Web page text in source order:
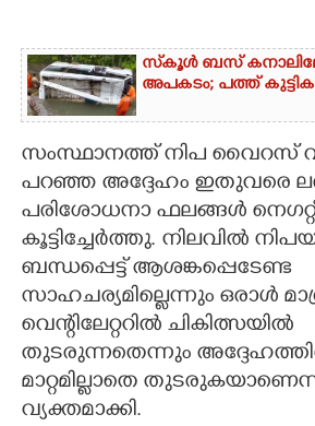
സ്‌കൂൾ ബസ്
അപകടം; പത്ത്
സംസ്ഥാനത്ത് നിപ വൈറസ്
പറഞ്ഞ അദ്ദേഹം ഇതുവരെ
പരിശോധനാ ഫലങ്ങൾ
കൂട്ടിച്ചേർത്തു. നിലവിൽ
ബന്ധപ്പെട്ട് ആശങ്കപ്പെടേണ്ട
സാഹചര്യമില്ലെന്നും ഒരാൾ
വെന്റിലേറ്ററിൽ ചികിത്സയിൽ
തുടരുന്നതെന്നും
മാറ്റമില്ലാതെ
വ്യക്തമാക്കി.